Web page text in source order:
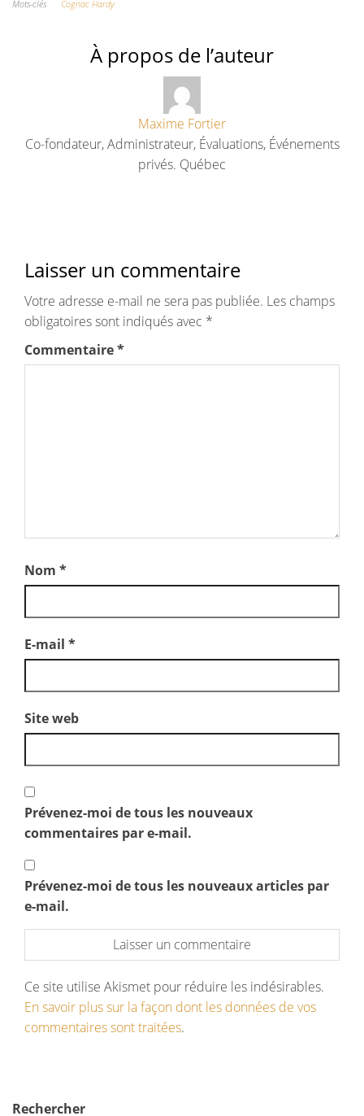
Mots-clés Cognac Hardy
À propos de l’auteur
Maxime Fortier
Co-fondateur, Administrateur, Évaluations, Événements
privés. Québec
Laisser un commentaire
Votre adresse e-mail ne sera pas publiée. Les champs
obligatoires sont indiqués avec *
Commentaire*
Nom *
E-mail *
Site web
Prévenez-moi de tous les nouveaux
commentaires par e-mail.
Prévenez-moi de tous les nouveaux articles par
e-mail.
Ce site utilise Akismet pour réduire les indésirables.
En savoir plus sur la façon dont les données de vos
commentaires sont traitées.
Rechercher